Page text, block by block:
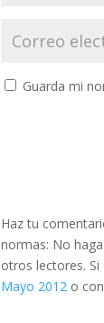
Guarda mi
Haz tu
normas: No
otros lectores.
Mayo 2012 o con